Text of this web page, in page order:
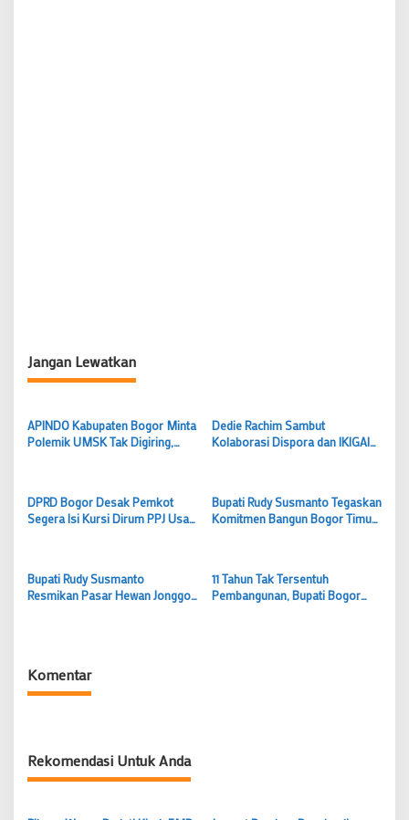
Jangan Lewatkan
APINDO Kabupaten Bogor Minta
Polemik UMSK Tak Digiring,
Dedie Rachim Sambut
Kolaborasi Dispora dan IKIGAI
DPRD Bogor Desak Pemkot
Segera Isi Kursi Dirum PPJ Usai
Bupati Rudy Susmanto Tegaskan
Komitmen Bangun Bogor Timur
Bupati Rudy Susmanto
Resmikan Pasar Hewan Jonggol,
11 Tahun Tak Tersentuh
Pembangunan, Bupati Bogor
Komentar
Rekomendasi Untuk Anda